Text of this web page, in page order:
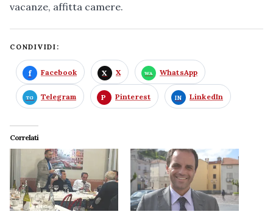
vacanze, affitta camere.
CONDIVIDI:
Facebook X WhatsApp
Telegram Pinterest LinkedIn
Correlati